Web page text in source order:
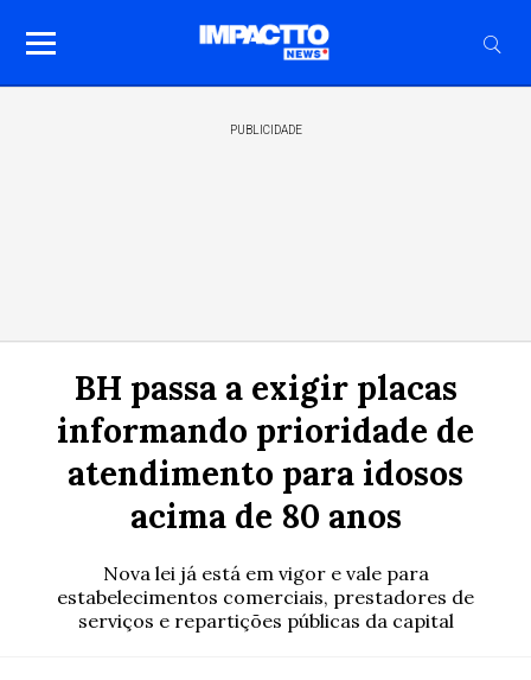
PUBLICIDADE
BH passa a exigir placas
informando prioridade de
atendimento para idosos
acima de 80 anos
Nova lei já está em vigor e vale para
estabelecimentos comerciais, prestadores de
serviços e repartições públicas da capital